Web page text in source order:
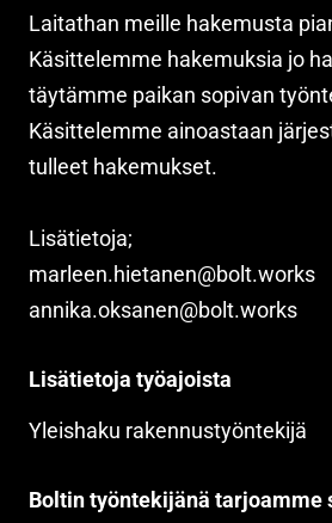
Laitathan meille hakemusta
Käsittelemme hakemuksia jo
täytämme paikan sopivan
Käsittelemme ainoastaan
tulleet hakemukset.
Lisätietoja;
marleen.hietanen@bolt.works
annika.oksanen@bolt.works
Lisätietoja työajoista
Yleishaku rakennustyöntekijä
Boltin työntekijänä tarjoamme